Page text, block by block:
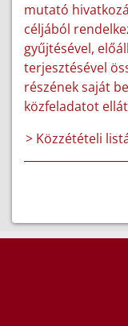
mutató
céljából
gyűjtésével,
terjesztésével
részének saját
közfeladatot
> Közzétételi